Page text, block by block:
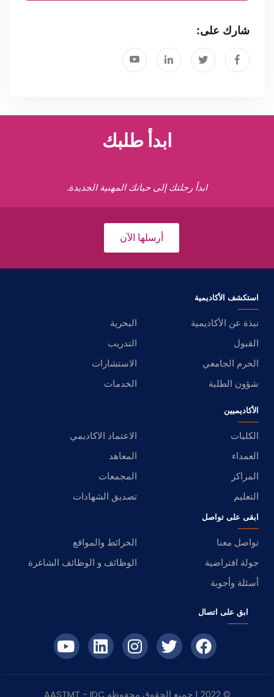
شارك على:
ابدأ طلبك
ابدأ رحلتك إلى حياتك المهنية الجديدة.
أرسلها الآن
استكشف الأكاديمية
نبذة عن الأكاديمية
البحرية
القبول
التدريب
الحرم الجامعي
الاستشارات
شؤون الطلبة
الخدمات
الأكاديميين
الكليات
الاعتماد الاكاديمي
العمداء
المعاهد
المراكز
المجمعات
التعليم
تصديق الشهادات
ابقى على تواصل
تواصل معنا
الخرائط والمواقع
جولة افتراضية
الوظائف و الوظائف الشاغرة
أسئلة وأجوبة
ابق على اتصال
© 2022 | جميع الحقوق محفوظه IDC
- AASTMT